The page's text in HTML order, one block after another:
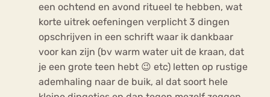
een ochtend en avond ritueel te hebben, wat
korte uitrek oefeningen verplicht 3 dingen
opschrijven in een schrift waar ik dankbaar
voor kan zijn (bv warm water uit de kraan, dat
je een grote teen hebt 😉 etc) letten op rustige
ademhaling naar de buik, al dat soort hele